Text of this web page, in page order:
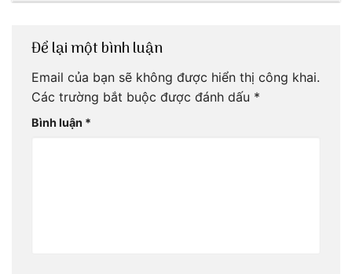
Để lại một bình luận
Email của bạn sẽ không được hiển thị công khai.
Các trường bắt buộc được đánh dấu *
Bình luận *